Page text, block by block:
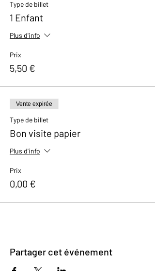
Type de billet
1 Enfant
Plus d'info
Prix
5,50 €
Vente expirée
Type de billet
Bon visite papier
Plus d'info
Prix
0,00 €
Partager cet événement